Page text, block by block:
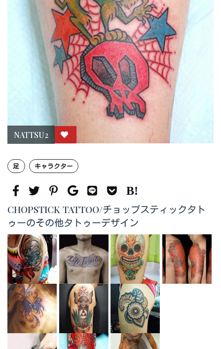
NATTSU2
足 キャラクター
CHOPSTICK TATTOO/チョップスティックタト
ゥーのその他タトゥーデザイン